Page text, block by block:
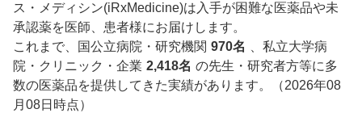
ス・メディシン(iRxMedicine)は入手が困難な医薬品や未
承認薬を医師、患者様にお届けします。
これまで、国公立病院・研究機関 970名
、私立大学病
院・クリニック・企業 2,418名 の先生・研究者方等に多
数の医薬品を提供してきた実績があります。（2026年08
月08日時点）